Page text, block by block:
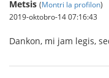
Metsis (Montri la profilon)
2019-oktobro-14 07:16:43
Dankon, mi jam legis,